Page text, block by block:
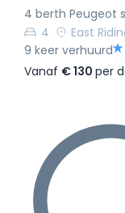
4 berth Peugeot
4
East
9 keer verhuurd
Vanaf € 130 per